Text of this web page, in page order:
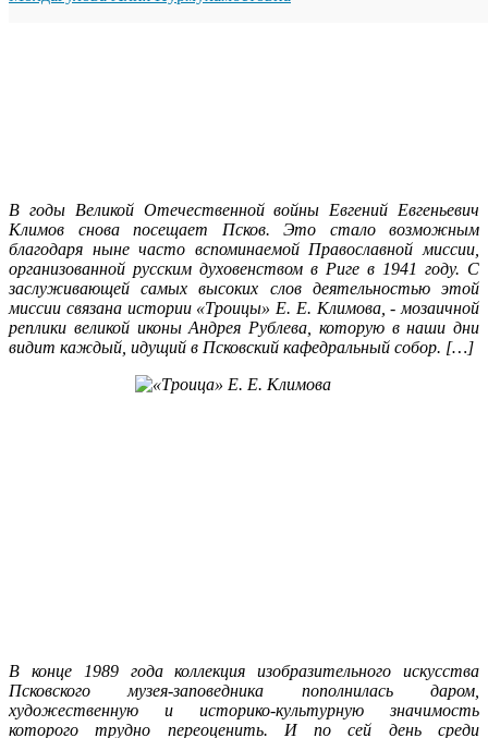
В годы Великой Отечественной войны Евгений Евгеньевич
Климов снова посещает Псков. Это стало возможным
благодаря ныне часто вспоминаемой Православной миссии,
организованной русским духовенством в Риге в 1941 году. С
заслуживающей самых высоких слов деятельностью этой
миссии связана истории «Троицы» Е. Е. Климова, - мозаичной
реплики великой иконы Андрея Рублева, которую в наши дни
видит каждый, идущий в Псковский кафедральный собор. […]
В конце 1989 года коллекция изобразительного искусства
Псковского музея-заповедника пополнилась даром,
художественную и историко-культурную значимость
которого трудно переоценить. И по сей день среди